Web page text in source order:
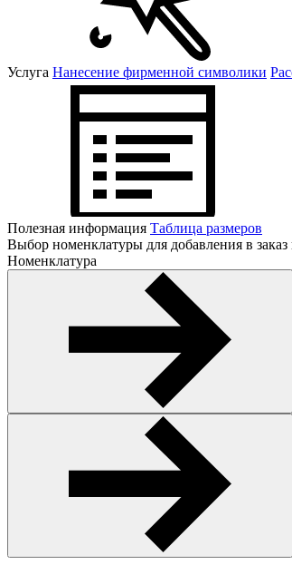
Услуга Нанесение фирменной символики
Полезная информация Таблица размеров
Выбор номенклатуры для добавления в
Номенклатура